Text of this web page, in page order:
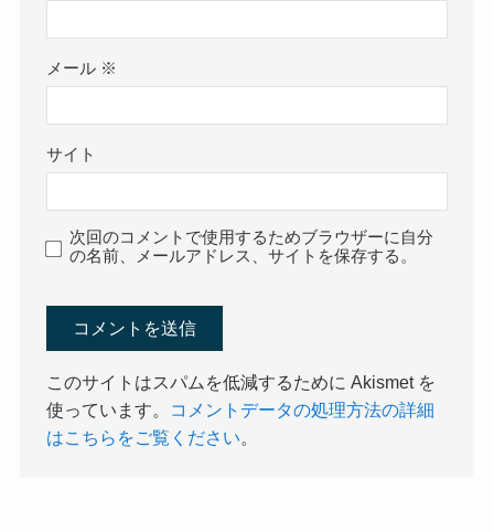
メール ※
サイト
次回のコメントで使用するためブラウザーに自分
の名前、メールアドレス、サイトを保存する。
このサイトはスパムを低減するために Akismet を
使っています。
コメントデータの処理方法の詳細
はこちらをご覧ください。